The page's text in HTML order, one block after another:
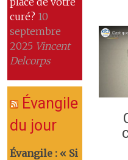
curé? 10
septembre
2025 Vincent
Delcorps
Évangile
du jour
Évangile : « Si